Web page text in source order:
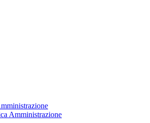
Amministrazione